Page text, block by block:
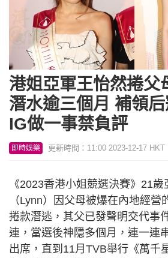
港姐亞軍王怡然捲父
潛水逾三個月 補領
IG做一事禁負評
即時娛樂 更新時間：11:00 2023-12-17 HKT
《2023香港小姐競選決賽》21歲
（Lynn）因父母被爆在內地經
捲款潛逃，其父已發聲明交代事
連，當選後神隱多個月，連一連
出席，直到11月TVB舉行《萬千